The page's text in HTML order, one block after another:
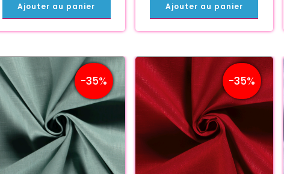
Ajouter au panier Ajouter au panier
-35% -35%